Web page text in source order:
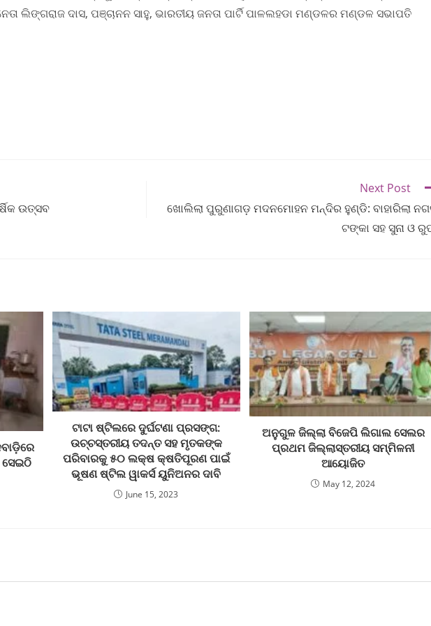
ଲିଙ୍ଗରାଜ ଦାସ, ପଞ୍ଚାନନ ସାହୁ, ଭାରତୀୟ ଜନତା ପାର୍ଟି ପାଳଲହଡା ମଣ୍ଡଳର ମଣ୍ଡଳ ସଭାପତି
ଉତ୍ସବ
Next Post
ଖୋଲିଲା ପୁରୁଣାଗଡ଼ ମଦନମୋହନ ମନ୍ଦିର ହୁଣ୍ଡି: ବାହାରିଲା
ଟଙ୍କା ସହ ସୁନା ଓ
ଟାଟା ଷ୍ଟିଲରେ ଦୁର୍ଘଟଣା ପ୍ରସଙ୍ଗ:
ଉଚ୍ଚସ୍ତରୀୟ ତଦନ୍ତ ସହ ମୃତକଙ୍କ
ପରିବାରକୁ ୫୦ ଲକ୍ଷ କ୍ଷତିପୂରଣ ପାଇଁ
ଭୂଷଣ ଷ୍ଟିଲ ୱାକର୍ସ ୟୁନିଅନର ଦାବି
June 15, 2023
ଅନୁଗୁଳ ଜିଲ୍ଲା ବିଜେପି ଲିଗାଲ ସେଲର
ପ୍ରଥମ ଜିଲ୍ଲାସ୍ତରୀୟ ସମ୍ମିଳନୀ
ଆୟୋଜିତ
May 12, 2024